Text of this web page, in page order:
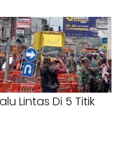
Lintas Di 5 Titik